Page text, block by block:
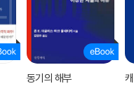
동기의 해부